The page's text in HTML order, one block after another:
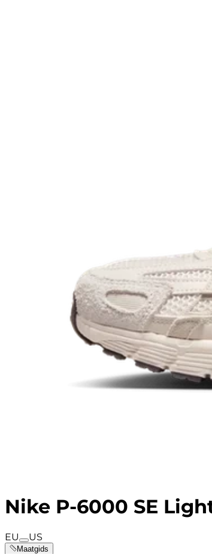
Nike P-6000 SE
EU US
Maatgids